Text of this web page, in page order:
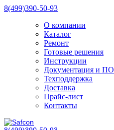
8(499)390-50-93
О компании
Каталог
Ремонт
Готовые решения
Инструкции
Документация и ПО
Техподдержка
Доставка
Прайс-лист
Контакты